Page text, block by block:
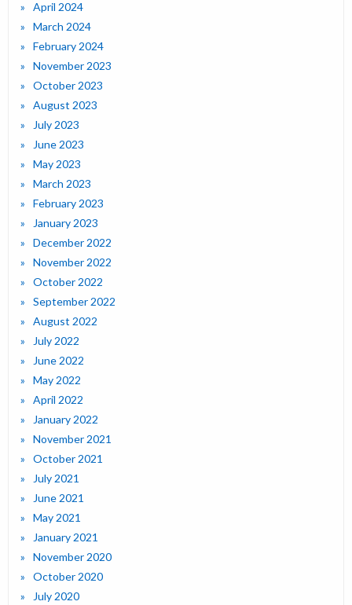
April 2024
March 2024
February 2024
November 2023
October 2023
August 2023
July 2023
June 2023
May 2023
March 2023
February 2023
January 2023
December 2022
November 2022
October 2022
September 2022
August 2022
July 2022
June 2022
May 2022
April 2022
January 2022
November 2021
October 2021
July 2021
June 2021
May 2021
January 2021
November 2020
October 2020
July 2020